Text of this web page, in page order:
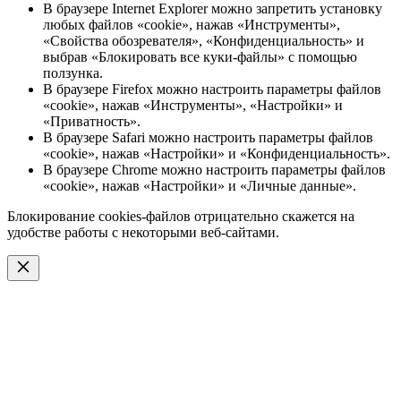
В браузере Internet Explorer можно запретить установку
любых файлов «cookie», нажав «Инструменты»,
«Свойства обозревателя», «Конфиденциальность» и
выбрав «Блокировать все куки-файлы» с помощью
ползунка.
В браузере Firefox можно настроить параметры файлов
«cookie», нажав «Инструменты», «Настройки» и
«Приватность».
В браузере Safari можно настроить параметры файлов
«cookie», нажав «Настройки» и «Конфиденциальность».
В браузере Chrome можно настроить параметры файлов
«cookie», нажав «Настройки» и «Личные данные».
Блокирование cookies-файлов отрицательно скажется на
удобстве работы с некоторыми веб-сайтами.